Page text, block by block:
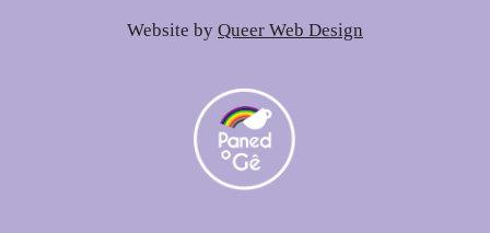
Website by Queer Web Design